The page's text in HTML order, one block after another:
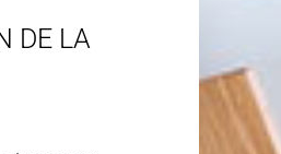
DE LA